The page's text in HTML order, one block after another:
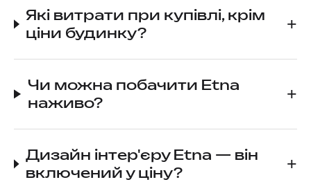
Які витрати при купівлі, крім
ціни будинку?
Чи можна побачити Etna
наживо?
Дизайн інтер'єру Etna — він
включений у ціну?